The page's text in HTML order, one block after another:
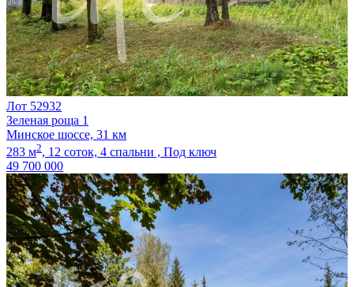
Лот 52932
Зеленая роща 1
Минское шоссе, 31 км
283 м2, 12 соток, 4 спальни , Под ключ
49 700 000